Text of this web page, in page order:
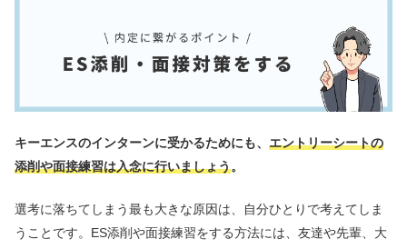
キーエンスのインターンに受かるためにも、 エントリーシートの
添削や面接練習は入念に行いましょう。
選考に落ちてしまう最も大きな原因は、自分ひとりで考えてしま
うことです。ES添削や面接練習をする方法には、友達や先輩、大